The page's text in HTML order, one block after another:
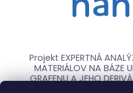
Projekt EXPERTNÁ
MATERIÁLOV NA BÁZE
GRAFENU A JEHO